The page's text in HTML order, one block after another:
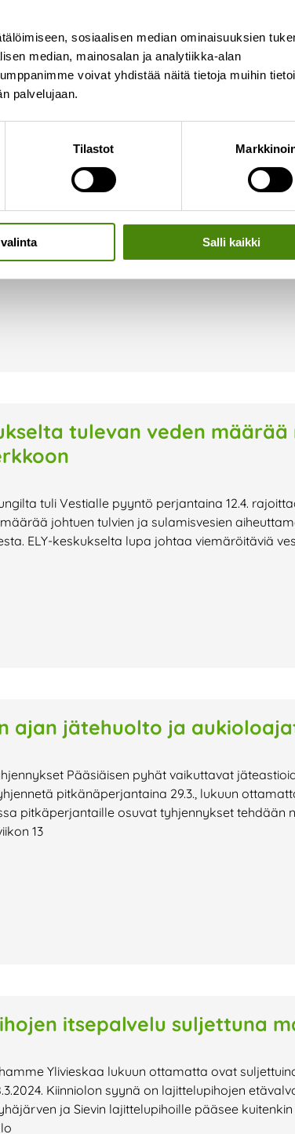
sosiaalisen median ominaisuuksien
median, mainosalan ja analytiikka-alan
voivat yhdistää näitä tietoja muihin
palvelujaan.
Tilastot
Salli kaikki
hankaloittaa jäteastioiden
tiet ovat vaikeakulkuisia painavalle
(p. 08 410 8700/asiakaspalvelu@vestia.fi),
ettei jäteauto pääse ajamaan jäteastiallesi.
tulevan veden
tuli Vestialle pyyntö perjantaina 12.4.
johtuen tulvien ja sulamisvesien
ELY-keskukselta lupa johtaa viemäröitäviä
ajan jätehuolto ja
Pääsiäisen pyhät vaikuttavat
pitkänäperjantaina 29.3., lukuun
pitkäperjantaille osuvat tyhjennykset tehdään
13
itsepalvelu suljettuna
Ylivieskaa lukuun ottamatta ovat
Kiinniolon syynä on lajittelupihojen
ja Sievin lajittelupihoille pääsee